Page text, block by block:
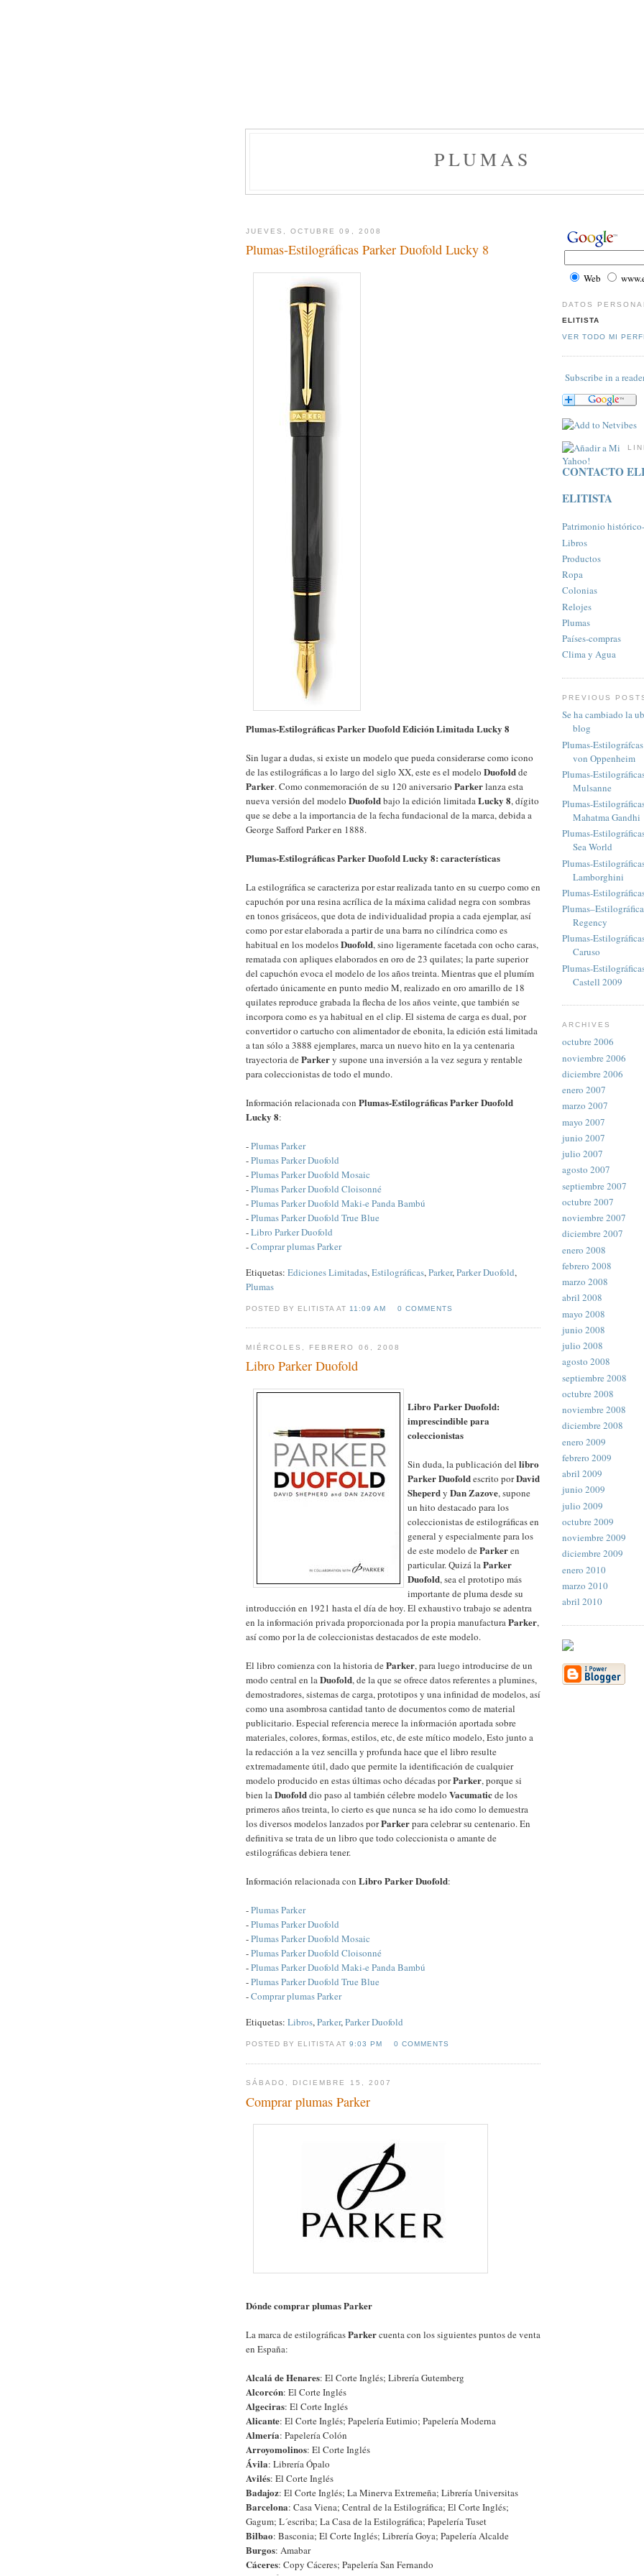
PLUMAS
JUEVES, OCTUBRE 09, 2008
Plumas-Estilográficas Parker Duofold Lucky 8
Plumas-Estilográficas Parker Duofold Edición Limitada Lucky 8
Sin lugar a dudas, si existe un modelo que pueda considerarse como icono
de las estilográficas a lo largo del siglo XX, este es el modelo Duofoldde
Parker. Como conmemoración de su 120 aniversario Parkerlanza esta
nueva versión del modelo Duofoldbajo la edición limitadaLucky 8, dígito
que se debe a la importancia de la fecha fundacional de la marca, debida a
George Safford Parker en 1888.
Plumas-Estilográficas Parker Duofold Lucky 8: características
La estilográfica se caracteriza por estar realizada tanto en su cuerpo como en
capuchón por una resina acrílica de la máxima calidad negra con sombras
en tonos grisáceos, que dota de individualidad propia a cada ejemplar, así
como por estar elaborada a partir de una barra no cilíndrica como es
habitual en los modelosDuofold, sino ligeramente facetada con ocho caras,
rematada con apliques elaborados en oro de 23 quilates; la parte superior
del capuchón evoca el modelo de los años treinta. Mientras que el plumím
ofertado únicamente en punto medio M, realizado en oro amarillo de 18
quilates reproduce grabada la flecha de los años veinte, que también se
incorpora como es ya habitual en el clip. El sistema de carga es dual, por
convertidor o cartucho con alimentador de ebonita, la edición está limitada
a tan sólo a 3888 ejemplares, marca un nuevo hito en la ya centenaria
trayectoria deParkery supone una inversión a la vez segura y rentable
para coleccionistas de todo el mundo.
Información relacionada con Plumas-Estilográficas Parker Duofold
Lucky 8:
-Plumas Parker
-Plumas Parker Duofold
-Plumas Parker Duofold Mosaic
-Plumas Parker Duofold Cloisonné
-Plumas Parker Duofold Maki-e Panda Bambú
-Plumas Parker Duofold True Blue
-Libro Parker Duofold
-Comprar plumas Parker
Etiquetas: Ediciones Limitadas,Estilográficas,Parker,Parker Duofold,
Plumas
POSTED BY ELITISTA AT 11:09 AM 0 COMMENTS
MIÉRCOLES, FEBRERO 06, 2008
Libro Parker Duofold
Libro Parker Duofold:
imprescindible para
coleccionistas
Sin duda, la publicación del libro
Parker Duofoldescrito porDavid
Sheperdy Dan Zazove, supone
un hito destacado para los
coleccionistas de estilográficas en
general y especialmente para los
de este modelo deParkeren
particular. Quizá laParker
Duofold, sea el prototipo más
importante de pluma desde su
introducción en 1921 hasta el día de hoy. El exhaustivo trabajo se adentra
en la información privada proporcionada por la propia manufacturaParker,
así como por la de coleccionistas destacados de este modelo.
El libro comienza con la historia deParker, para luego introducirse de un
modo central en laDuofold, de la que se ofrece datos referentes a plumines,
demostradores, sistemas de carga, prototipos y una infinidad de modelos, así
como una asombrosa cantidad tanto de documentos como de material
publicitario. Especial referencia merece la información aportada sobre
materiales, colores, formas, estilos, etc, de este mítico modelo, Esto junto a
la redacción a la vez sencilla y profunda hace que el libro resulte
extremadamente útil, dado que permite la identificación de cualquier
modelo producido en estas últimas ocho décadas porParker, porque si
bien laDuofolddio paso al también célebre modelo Vacumaticde los
primeros años treinta, lo cierto es que nunca se ha ido como lo demuestra
los diversos modelos lanzados porParkerpara celebrar su centenario. En
definitiva se trata de un libro que todo coleccionista o amante de
estilográficas debiera tener.
Información relacionada con Libro Parker Duofold:
-Plumas Parker
-Plumas Parker Duofold
-Plumas Parker Duofold Mosaic
-Plumas Parker Duofold Cloisonné
-Plumas Parker Duofold Maki-e Panda Bambú
-Plumas Parker Duofold True Blue
-Comprar plumas Parker
Etiquetas: Libros,Parker,Parker Duofold
POSTED BY ELITISTA AT9:03 PM 0 COMMENTS
SÁBADO, DICIEMBRE 15, 2007
Comprar plumas Parker
Dónde comprar plumas Parker
La marca de estilográficasParkercuenta con los siguientes puntos de venta
en España:
Alcalá de Henares: El Corte Inglés; Librería Gutemberg
Alcorcón: El Corte Inglés
Algeciras: El Corte Inglés
Alicante: El Corte Inglés; Papelería Eutimio; Papelería Moderna
Almería: Papelería Colón
Arroyomolinos: El Corte Inglés
Ávila: Librería Ópalo
Avilés: El Corte Inglés
Badajoz: El Corte Inglés; La Minerva Extremeña; Librería Universitas
Barcelona: Casa Viena; Central de la Estilográfica; El Corte Inglés;
Gagum; L´escriba; La Casa de la Estilográfica; Papelería Tuset
Bilbao: Basconia; El Corte Inglés; Librería Goya; Papelería Alcalde
Burgos: Amabar
Cáceres: Copy Cáceres; Papelería San Fernando
Web
DATOS
ELITISTA
VER TODO MI
Subscribe in a
CONTACTO
ELITISTA
Patrimonio
Libros
Productos
Ropa
Colonias
Relojes
Plumas
Paí­ses-compras
Clima y Agua
PREVIOUS
Se ha cambiado la
blog
Plumas-
von Oppenheim
Plumas-
Mulsanne
Plumas-
Mahatma Gandhi
Plumas-
Sea World
Plumas-
Lamborghini
Plumas-
Regency
Plumas-
Caruso
Plumas-
Castell 2009
ARCHIVES
octubre 2006
noviembre 2006
diciembre 2006
enero 2007
marzo 2007
mayo 2007
junio 2007
julio 2007
agosto 2007
septiembre 2007
octubre 2007
noviembre 2007
diciembre 2007
enero 2008
febrero 2008
marzo 2008
abril 2008
mayo 2008
junio 2008
julio 2008
agosto 2008
septiembre 2008
octubre 2008
noviembre 2008
diciembre 2008
enero 2009
febrero 2009
abril 2009
junio 2009
julio 2009
octubre 2009
noviembre 2009
diciembre 2009
enero 2010
marzo 2010
abril 2010